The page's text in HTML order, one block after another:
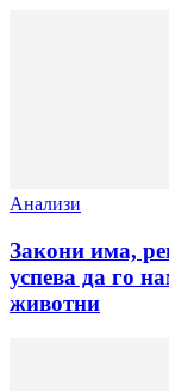
Анализи
Закони има,
успева да го
животни